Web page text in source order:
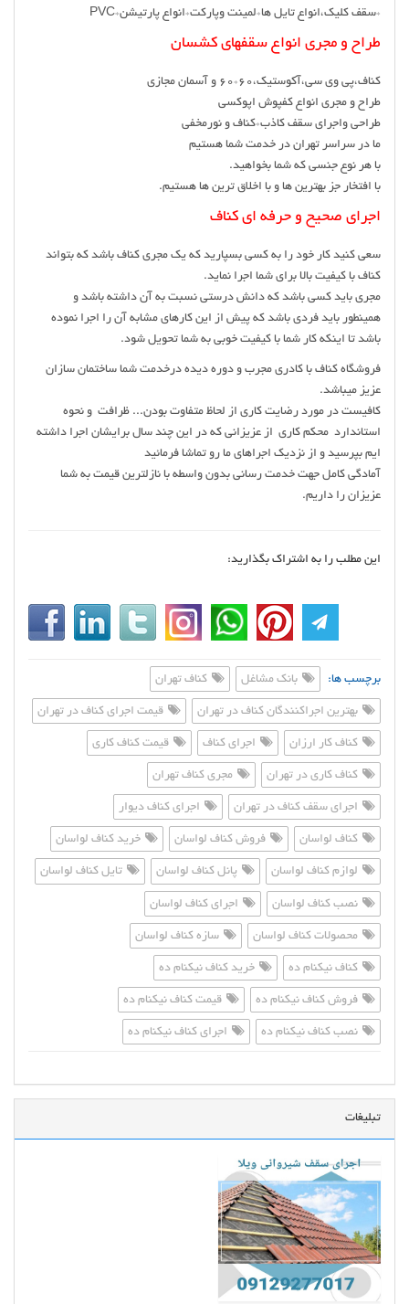
*سقف کلیک،انواع تایل ها*لمینت وپارکت*انواع پارتیشن*PVC
طراح و مجری انواع سقفهای کشسان
کناف،پی وی سی،آکوستیک،۶۰*۶۰ و آسمان مجازی
طراح و مجری انواع کفپوش اپوکسی
طراحی واجرای سقف کاذب*کناف و نورمخفی
ما در سراسر تهران در خدمت شما هستیم
با هر نوع جنسی که شما بخواهید.
با افتخار جز بهترین ها و با اخلاق ترین ها هستیم.
اجرای صحیح و حرفه ای کناف
سعی کنید کار خود را به کسی بسپارید که یک مجری کناف باشد که بتواند
کناف با کیفیت بالا برای شما اجرا نماید.
مجری باید کسی باشد که دانش درستی نسبت به آن داشته باشد و
همینطور باید فردی باشد که پیش از این کارهای مشابه آن را اجرا نموده
باشد تا اینکه کار شما با کیفیت خوبی به شما تحویل شود.
فروشگاه کناف با کادری مجرب و دوره دیده درخدمت شما ساختمان سازان
عزیز میباشد.
کافیست در مورد رضایت کاری از لحاظ متفاوت بودن... ظرافت و نحوه
استاندارد محکم کاری از عزیزانی که در این چند سال برایشان اجرا داشته
ایم بپرسید و از نزدیک اجراهای ما رو تماشا فرمائید
آمادگي كامل جهت خدمت رساني بدون واسطه با نازلترين قيمت به شما
عزيزان را داریم.
این مطلب را به اشتراک بگذارید:
برچسب ها: بانک مشاغل کناف تهران
بهترین اجراکنندگان کناف در تهران قیمت اجرای کناف در تهران
کناف کار ارزان اجرای کناف قیمت کناف کاری
کناف کاری در تهران مجری کناف تهران
اجرای سقف کناف در تهران اجرای کناف دیوار
کناف لواسان فروش کناف لواسان خرید کناف لواسان
لوازم کناف لواسان پانل کناف لواسان تایل کناف لواسان
نصب کناف لواسان اجرای کناف لواسان
محصولات کناف لواسان سازه کناف لواسان
کناف نیکنام ده خرید کناف نیکنام ده
فروش کناف نیکنام ده قیمت کناف نیکنام ده
نصب کناف نیکنام ده اجرای کناف نیکنام ده
تبلیغات